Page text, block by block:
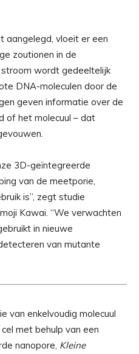
aangelegd, vloeit er een
zoutionen in de
wordt gedeeltelijk
DNA-moleculen door de
geven informatie over de
of het molecuul – dat
3D-geïntegreerde
van de meetporie,
is”, zegt studie
Kawai. “We verwachten
in nieuwe
van mutante
van enkelvoudig molecuul
met behulp van een
nanopore, Kleine